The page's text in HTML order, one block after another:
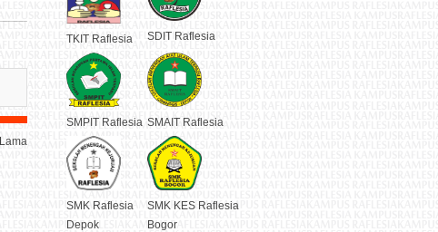
TKIT Raflesia SDIT Raflesia
SMPIT Raflesia SMAIT Raflesia
SMK Raflesia
Depok
SMK KES Raflesia
Bogor